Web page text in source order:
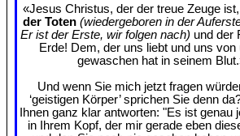
«Jesus Christus, der der treue Zeuge ist,
der Toten (wiedergeboren in der
Er ist der Erste, wir folgen nach) und der
Erde! Dem, der uns liebt und uns von
gewaschen hat in seinem
Und wenn Sie mich jetzt fragen
‘geistigen Körper’ sprichen Sie denn
Ihnen ganz klar antworten: "Es ist genau
in Ihrem Kopf, der mir gerade eben